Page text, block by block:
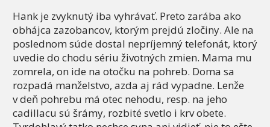
Hank je zvyknutý iba vyhrávať. Preto zarába ako
obhájca zazobancov, ktorým prejdú zločiny. Ale na
poslednom súde dostal nepríjemný telefonát, ktorý
uvedie do chodu sériu životných zmien. Mama mu
zomrela, on ide na otočku na pohreb. Doma sa
rozpadá manželstvo, azda aj rád vypadne. Lenže
v deň pohrebu má otec nehodu, resp. na jeho
cadillacu sú šrámy, rozbité svetlo i krv obete.